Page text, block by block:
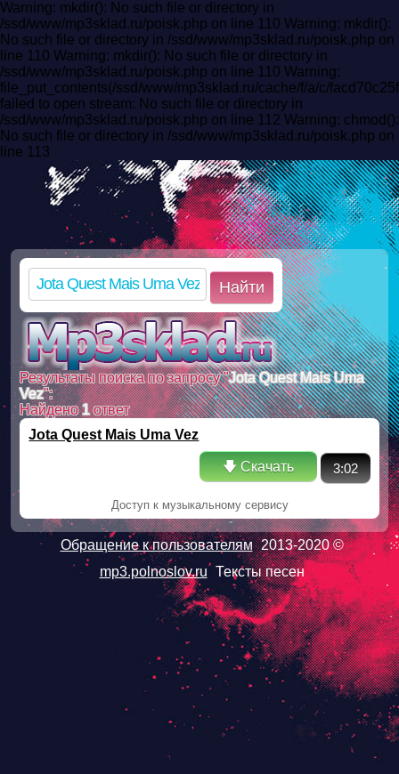
Warning: mkdir(): No such file or directory in
/ssd/www/mp3sklad.ru/poisk.php on line 110 Warning: mkdir():
No such file or directory in /ssd/www/mp3sklad.ru/poisk.php on
line 110 Warning: mkdir(): No such file or directory in
/ssd/www/mp3sklad.ru/poisk.php on line 110 Warning:
file_put_contents(/ssd/www/mp3sklad.ru/cache/f/a/c/
failed to open stream: No such file or directory in
/ssd/www/mp3sklad.ru/poisk.php on line 112 Warning: chmod():
No such file or directory in /ssd/www/mp3sklad.ru/poisk.php on
line 113
Найти
Результаты поиска по запросу "Jota Quest Mais Uma
Vez":
Найдено1ответ
Jota Quest Mais Uma Vez
🡇 Скачать 3:02
Доступ к музыкальному сервису
Обращение к пользователям 2013-2020 ©
mp3.polnoslov.ru Тексты песен